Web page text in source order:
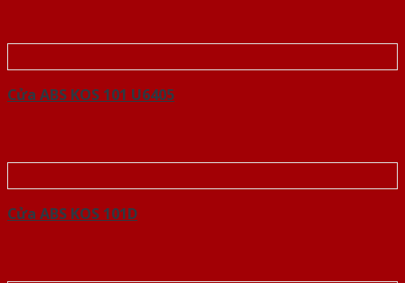
Cửa ABS KOS 101 U6405
Cửa ABS KOS 101D